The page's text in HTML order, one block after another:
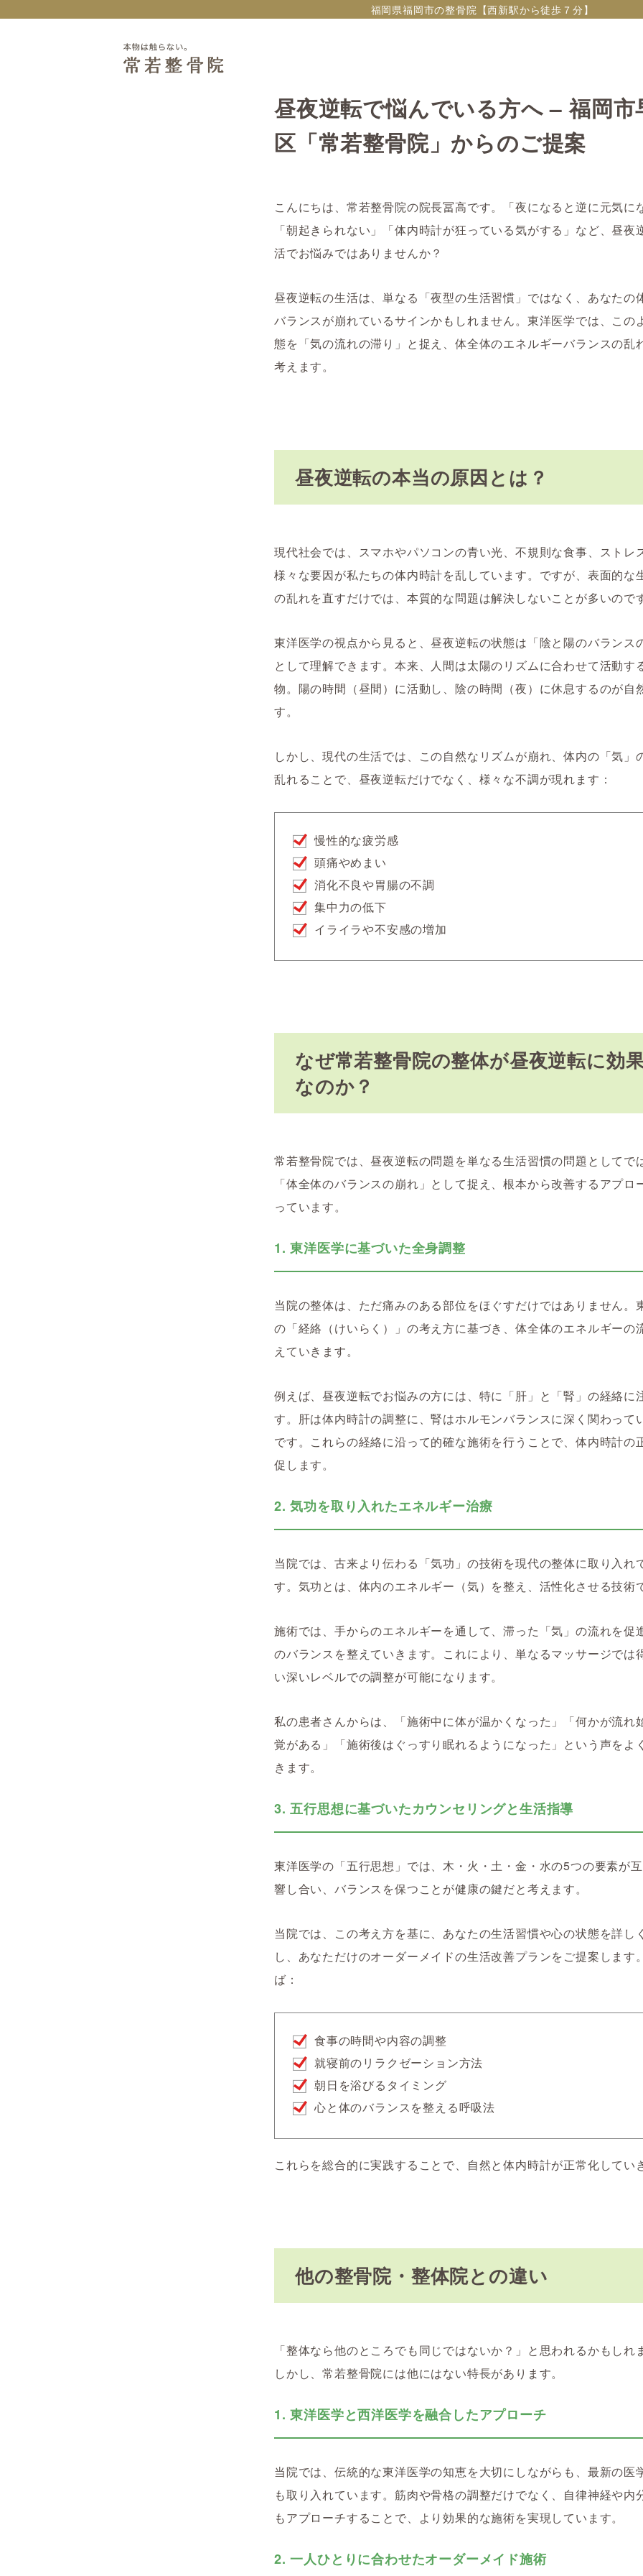
福岡県福岡市の整骨院【西新駅から徒歩７分】
昼夜逆転で悩んでいる方へ – 福岡市
区「常若整骨院」からのご提案
こんにちは、常若整骨院の院長冨高です。「夜になると逆に元気に
「朝起きられない」「体内時計が狂っている気がする」など、昼夜
活でお悩みではありませんか？
昼夜逆転の生活は、単なる「夜型の生活習慣」ではなく、あなたの
バランスが崩れているサインかもしれません。東洋医学では、この
態を「気の流れの滞り」と捉え、体全体のエネルギーバランスの乱
考えます。
昼夜逆転の本当の原因とは？
現代社会では、スマホやパソコンの青い光、不規則な食事、ストレ
様々な要因が私たちの体内時計を乱しています。ですが、表面的な
の乱れを直すだけでは、本質的な問題は解決しないことが多いのです
東洋医学の視点から見ると、昼夜逆転の状態は「陰と陽のバランス
として理解できます。本来、人間は太陽のリズムに合わせて活動す
物。陽の時間（昼間）に活動し、陰の時間（夜）に休息するのが自
す。
しかし、現代の生活では、この自然なリズムが崩れ、体内の「気」
乱れることで、昼夜逆転だけでなく、様々な不調が現れます：
慢性的な疲労感
頭痛やめまい
消化不良や胃腸の不調
集中力の低下
イライラや不安感の増加
なぜ常若整骨院の整体が昼夜逆転に効
なのか？
常若整骨院では、昼夜逆転の問題を単なる生活習慣の問題としてで
「体全体のバランスの崩れ」として捉え、根本から改善するアプロ
っています。
1. 東洋医学に基づいた全身調整
当院の整体は、ただ痛みのある部位をほぐすだけではありません。
の「経絡（けいらく）」の考え方に基づき、体全体のエネルギーの
えていきます。
例えば、昼夜逆転でお悩みの方には、特に「肝」と「腎」の経絡に
す。肝は体内時計の調整に、腎はホルモンバランスに深く関わって
です。これらの経絡に沿って的確な施術を行うことで、体内時計の
促します。
2. 気功を取り入れたエネルギー治療
当院では、古来より伝わる「気功」の技術を現代の整体に取り入れ
す。気功とは、体内のエネルギー（気）を整え、活性化させる技術
施術では、手からのエネルギーを通して、滞った「気」の流れを促
のバランスを整えていきます。これにより、単なるマッサージでは
い深いレベルでの調整が可能になります。
私の患者さんからは、「施術中に体が温かくなった」「何かが流れ
覚がある」「施術後はぐっすり眠れるようになった」という声をよ
きます。
3. 五行思想に基づいたカウンセリングと生活指導
東洋医学の「五行思想」では、木・火・土・金・水の5つの要素が
響し合い、バランスを保つことが健康の鍵だと考えます。
当院では、この考え方を基に、あなたの生活習慣や心の状態を詳し
し、あなただけのオーダーメイドの生活改善プランをご提案します
ば：
食事の時間や内容の調整
就寝前のリラクゼーション方法
朝日を浴びるタイミング
心と体のバランスを整える呼吸法
これらを総合的に実践することで、自然と体内時計が正常化してい
他の整骨院・整体院との違い
「整体なら他のところでも同じではないか？」と思われるかもしれ
しかし、常若整骨院には他にはない特長があります。
1. 東洋医学と西洋医学を融合したアプローチ
当院では、伝統的な東洋医学の知恵を大切にしながらも、最新の医
も取り入れています。筋肉や骨格の調整だけでなく、自律神経や内
もアプローチすることで、より効果的な施術を実現しています。
2. 一人ひとりに合わせたオーダーメイド施術